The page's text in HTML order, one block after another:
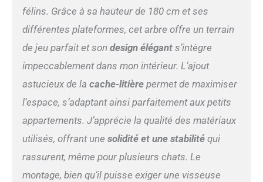
la sieste et se blottir sur ces
tapis tout doux [Facile à
fermé évite que de la litière
traîne partout. Les
nettoyés avec un chiffon
humide, tandis que les tapis
passés au rouleau anti-
poils. Les tapis sont
lavables en machine [Stable
et sûr] Doté de pieds
réglables et d’un kit anti-
félins. Grâce à sa hauteur de 180 cm et ses
différentes plateformes, cet arbre offre un terrain
de jeu parfait et son design élégants’intègre
impeccablement dans mon intérieur. L’ajout
astucieux de la cache-litièrepermet de maximiser
l’espace, s’adaptant ainsi parfaitement aux petits
appartements. J’apprécie la qualité des matériaux
utilisés, offrant une solidité et une stabilitéqui
rassurent, même pour plusieurs chats. Le
montage, bien qu’il puisse exiger une visseuse